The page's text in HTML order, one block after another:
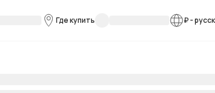
Где купить ₽-